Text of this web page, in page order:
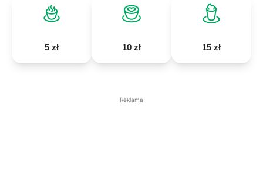
5 zł 10 zł 15 zł
Reklama